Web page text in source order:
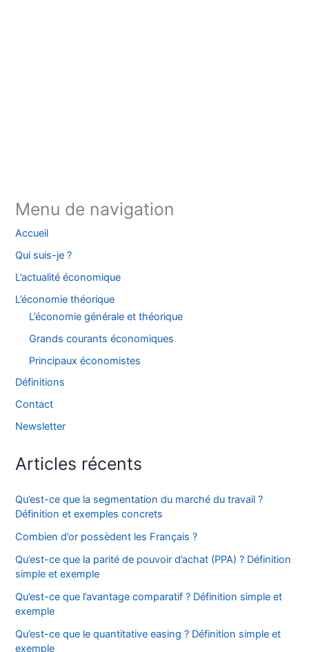
Menu de navigation
Accueil
Qui suis-je ?
L’actualité économique
L’économie théorique
L’économie générale et théorique
Grands courants économiques
Principaux économistes
Définitions
Contact
Newsletter
Articles récents
Qu’est-ce que la segmentation du marché du travail ?
Définition et exemples concrets
Combien d’or possèdent les Français ?
Qu’est-ce que la parité de pouvoir d’achat (PPA) ? Définition
simple et exemple
Qu’est-ce que l’avantage comparatif ? Définition simple et
exemple
Qu’est-ce que le quantitative easing ? Définition simple et
exemple